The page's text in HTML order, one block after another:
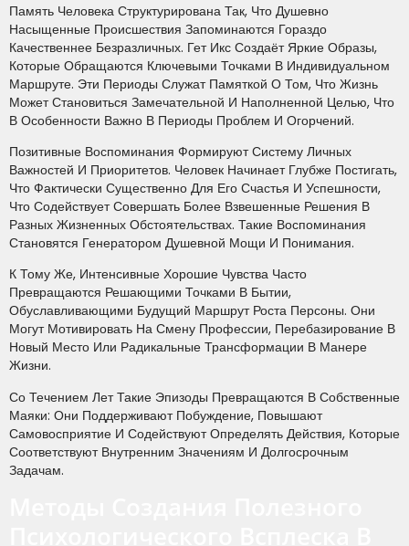
Память Человека Структурирована Так, Что Душевно
Насыщенные Происшествия Запоминаются Гораздо
Качественнее Безразличных. Гет Икс Создаёт Яркие Образы,
Которые Обращаются Ключевыми Точками В Индивидуальном
Маршруте. Эти Периоды Служат Памяткой О Том, Что Жизнь
Может Становиться Замечательной И Наполненной Целью, Что
В Особенности Важно В Периоды Проблем И Огорчений.
Позитивные Воспоминания Формируют Систему Личных
Важностей И Приоритетов. Человек Начинает Глубже Постигать,
Что Фактически Существенно Для Его Счастья И Успешности,
Что Содействует Совершать Более Взвешенные Решения В
Разных Жизненных Обстоятельствах. Такие Воспоминания
Становятся Генератором Душевной Мощи И Понимания.
К Тому Же, Интенсивные Хорошие Чувства Часто
Превращаются Решающими Точками В Бытии,
Обуславливающими Будущий Маршрут Роста Персоны. Они
Могут Мотивировать На Смену Профессии, Перебазирование В
Новый Место Или Радикальные Трансформации В Манере
Жизни.
Со Течением Лет Такие Эпизоды Превращаются В Собственные
Маяки: Они Поддерживают Побуждение, Повышают
Самовосприятие И Содействуют Определять Действия, Которые
Соответствуют Внутренним Значениям И Долгосрочным
Задачам.